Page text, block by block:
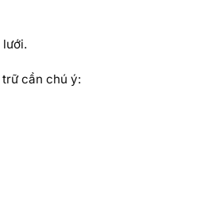
cần chú ý: